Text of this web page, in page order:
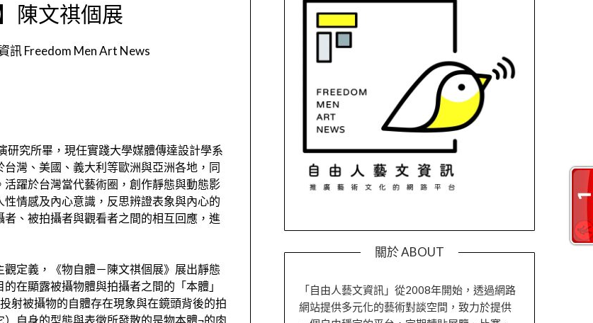
陳文祺個展
訊 Freedom Men Art News
研究所畢，現任實踐大學媒體傳達設計學系
灣、美國、義大利等歐洲與亞洲各地，同
躍於台灣當代藝術圈，創作靜態與動態影
情感及內心意識，反思辨證表象與內心的
、被拍攝者與觀看者之間的相互回應，進
定義，《物自體－陳文祺個展》展出靜態
在顯露被攝物體與拍攝者之間的「本體」
射被攝物的自體存在現象與在鏡頭背後的拍
自身的型態與表徵所發散的是物本體¬的肉
關於 ABOUT
「自由人藝文資訊」從2008年開始，透過網路
網站提供多元化的藝術對談空間，致力於提供